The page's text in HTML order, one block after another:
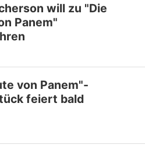
will zu "Die
Panem"
von Panem"-
feiert bald